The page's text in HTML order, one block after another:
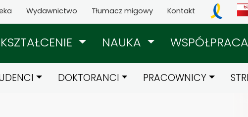
Wydawnictwo Tłumacz migowy Kontakt
KSZTAŁCENIE NAUKA WSPÓŁPRACA
DOKTORANCI PRACOWNICY